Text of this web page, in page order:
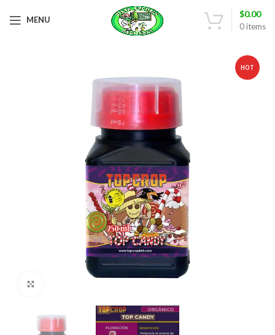
MENU
0items
$0.00
HOT